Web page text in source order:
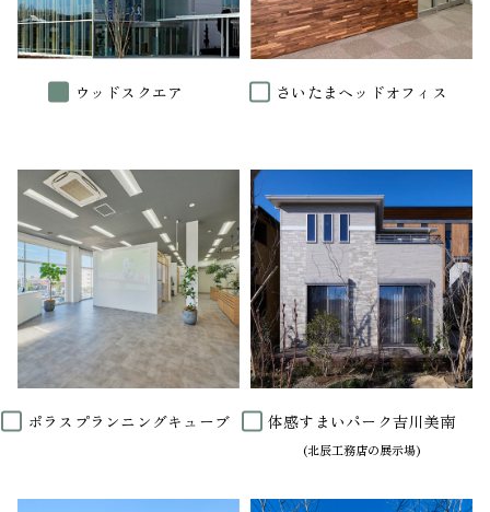
ウッドスクエア さいたまヘッドオフィス
ポラスプランニングキューブ 体感すまいパーク吉川美南